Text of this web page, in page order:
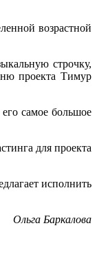
возрастной
строчку,
проекта Тимур
самое большое
для проекта
исполнить
Ольга Баркалова